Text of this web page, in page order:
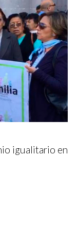
igualitario en